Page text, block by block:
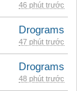
46 phút trước
Drograms
47 phút trước
Drograms
48 phút trước